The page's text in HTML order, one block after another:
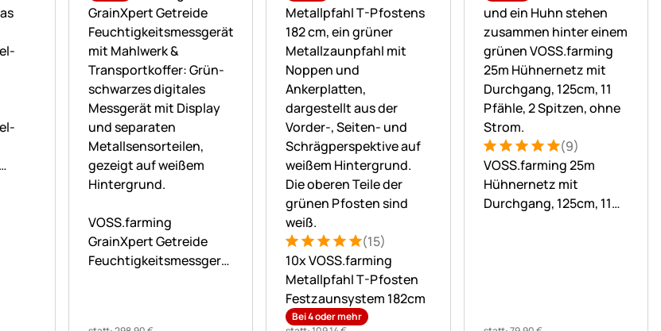
(3 Bewertungen)
Noch keine Bewertungen abgegeben
VOSS.farming
GrainXpert Getreide
Feuchtigkeitsmessgerät
Bewertung: 5 von 5 (15 Bewertungen)
15 Bewertungen
(15)
10x VOSS.farming
Metallpfahl T-Pfosten
Festzaunsystem 182cm
Bei 4 oder mehr
Bewertung: 5 von 5 (9
9 Bewertungen
(9)
VOSS.farming 25m
Hühnernetz mit
Durchgang, 125cm, 11